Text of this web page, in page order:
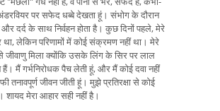
पर सफेद धब्बे देखता हूं। संभोग के दौरान
दर्द के साथ निर्वहन होता है। कुछ दिनों पहले, मेरे
था, लेकिन परिणामों में कोई संक्रमण नहीं था। मेरे
जीवाणु मिला क्योंकि उसके लिंग के सिर पर लाल
मैं गर्भनिरोधक पैच लेती हूं, और मैं कोई दवा नहीं
तनावपूर्ण जीवन जीती हूं। मुझे प्रतिरक्षा से कोई
शायद मेरा आहार सही नहीं है।